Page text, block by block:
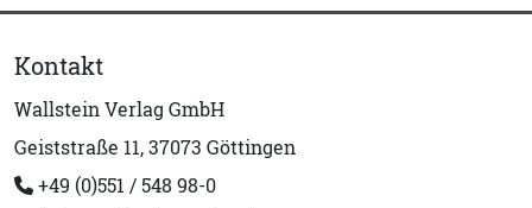
Kontakt
Wallstein Verlag GmbH
Geiststraße 11, 37073 Göttingen
+49 (0)551 / 548 98-0